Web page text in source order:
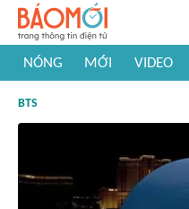
NÓNG MỚI VIDEO
#Khám phá Việt Nam
BTS